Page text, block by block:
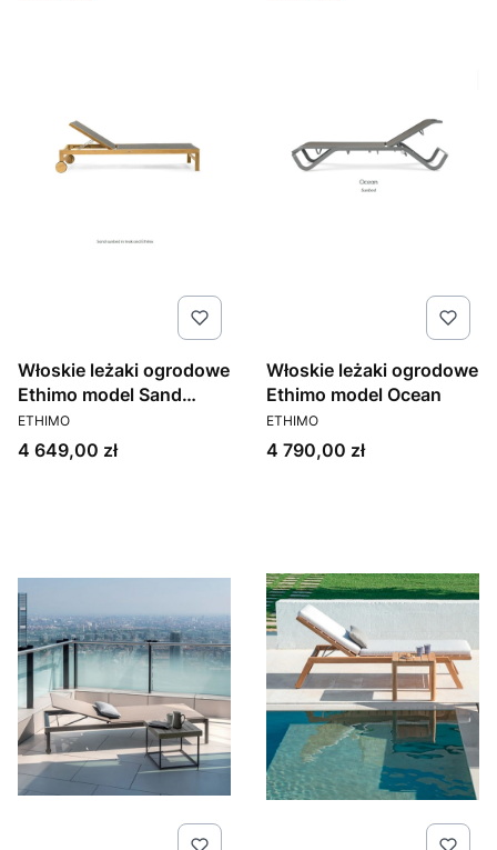
Włoskie leżaki ogrodowe
Ethimo model Sand
ethitex
PRODUCENT
ETHIMO
Cena
4 649,00 zł
Włoskie leżaki ogrodowe
Ethimo model Ocean
PRODUCENT
ETHIMO
Cena
4 790,00 zł